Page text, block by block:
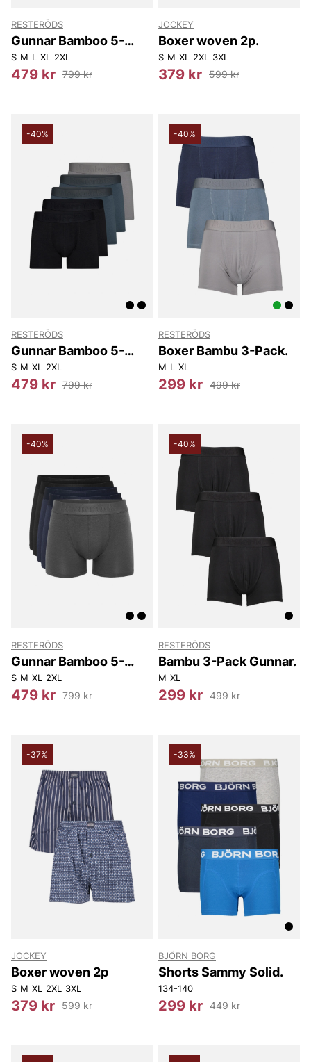
RESTERÖDS
Gunnar Bamboo 5-
pack
S M L XL 2XL
479 kr 799 kr
JOCKEY
Boxer woven 2p.
S M XL 2XL 3XL
379 kr 599 kr
-40%
RESTERÖDS
Gunnar Bamboo 5-
pack
S M XL 2XL
479 kr 799 kr
-40%
RESTERÖDS
Boxer Bambu 3-Pack.
M L XL
299 kr 499 kr
-40%
RESTERÖDS
Gunnar Bamboo 5-
pack
S M XL 2XL
479 kr 799 kr
-40%
RESTERÖDS
Bambu 3-Pack Gunnar.
M XL
299 kr 499 kr
-37%
JOCKEY
Boxer woven 2p
S M XL 2XL 3XL
379 kr 599 kr
-33%
BJÖRN BORG
Shorts Sammy Solid.
134-140
299 kr 449 kr